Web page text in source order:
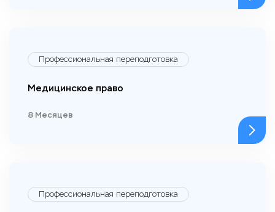
Профессиональная переподготовка
Медицинское право
8 Месяцев
Профессиональная переподготовка